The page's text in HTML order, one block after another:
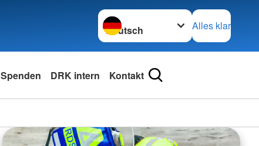
Sprache wechseln zu
Alles klar
Spenden DRK intern Kontakt